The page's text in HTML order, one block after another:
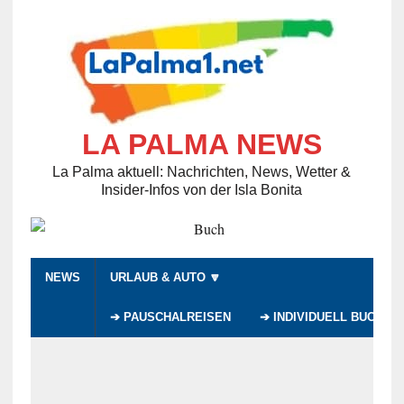
LA PALMA NEWS
La Palma aktuell: Nachrichten, News, Wetter &
Insider-Infos von der Isla Bonita
NEWS URLAUB & AUTO 🔽
➔ PAUSCHALREISEN ➔ INDIVIDUELL BUCHEN